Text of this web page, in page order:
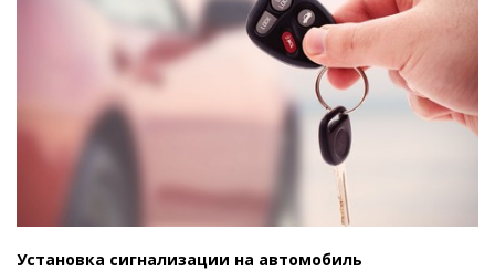
Установка сигнализации на автомобиль